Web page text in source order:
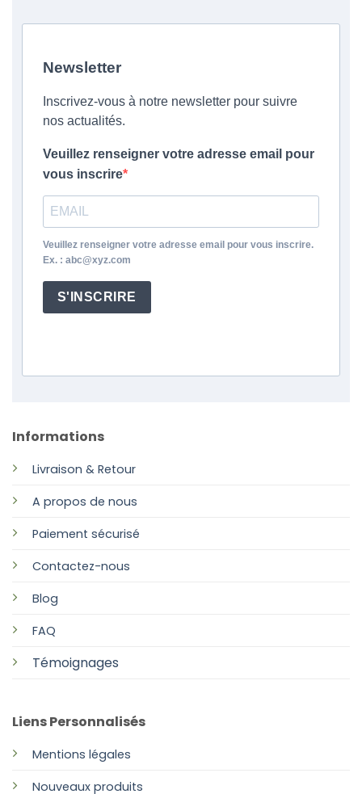
Informations
Livraison & Retour
A propos de nous
Paiement sécurisé
Contactez-nous
Blog
FAQ
Témoignages
Liens Personnalisés
Mentions légales
Nouveaux produits
Newsletter
Inscrivez-vous à notre newsletter pour suivre
nos actualités.
Veuillez renseigner votre adresse email pour
vous inscrire
Veuillez renseigner votre adresse email pour vous inscrire.
Ex. : abc@xyz.com
S'INSCRIRE